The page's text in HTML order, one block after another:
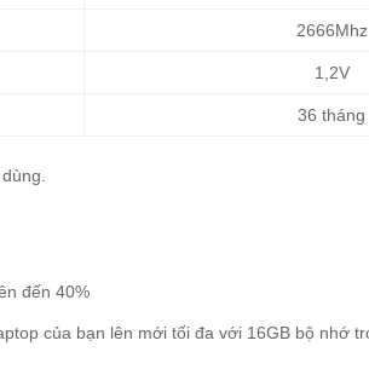
2666Mhz
1,2V
36 tháng
đến 40%
của bạn lên mới tối đa với 16GB bộ nhớ